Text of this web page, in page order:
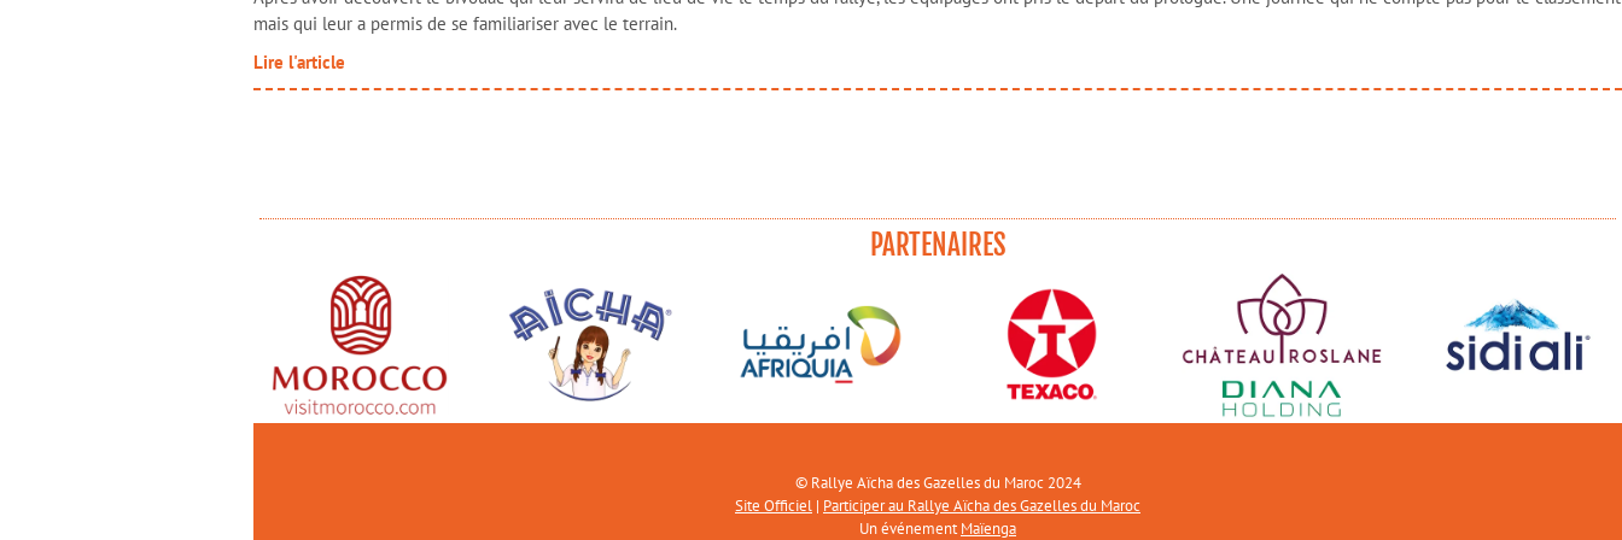
mais qui leur a permis de se familiariser avec le terrain.
Lire l'article
PARTENAIRES
© Rallye Aïcha des Gazelles du Maroc 2024
Site Officiel | Participer au Rallye Aïcha des Gazelles du Maroc
Un événementMaïenga